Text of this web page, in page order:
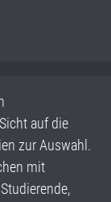
auf die
zur Auswahl.
mit